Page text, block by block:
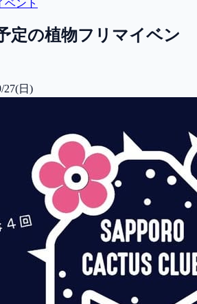
ベント
定の植物フリマイベン
27(日)